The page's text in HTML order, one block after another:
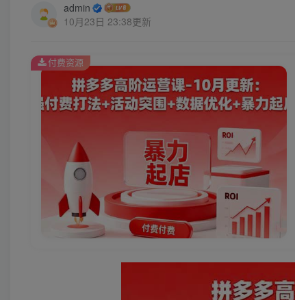
admin
10月23日 23:38更新
付费资源